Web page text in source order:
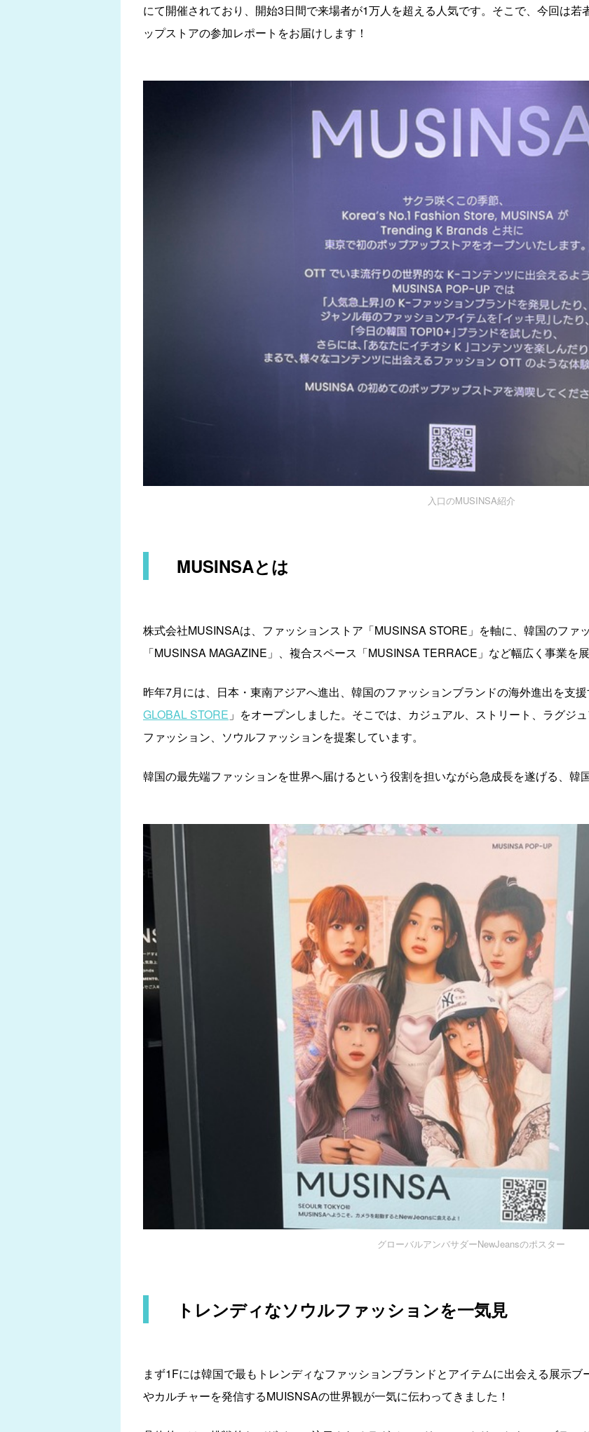
にて開催されており、開始3日間で来場者が1万人を超える人気です。そこで、今回は
ップストアの参加レポートをお届けします！
入口のMUSINSA紹介
MUSINSAとは
株式会社MUSINSAは、ファッションストア「MUSINSA STORE」を軸に、韓国のファ
「MUSINSA MAGAZINE」、複合スペース「MUSINSA TERRACE」など幅広く事業を展
昨年7月には、日本・東南アジアへ進出、韓国のファッションブランドの海外進出を支
GLOBAL STORE 」をオープンしました。そこでは、カジュアル、ストリート、ラグジ
ファッション、ソウルファッションを提案しています。
韓国の最先端ファッションを世界へ届けるという役割を担いながら急成長を遂げる、韓
グローバルアンバサダーNewJeansのポスター
トレンディなソウルファッションを一気見
まず1Fには韓国で最もトレンディなファッションブランドとアイテムに出会える展示
やカルチャーを発信するMUISNSAの世界観が一気に伝わってきました！